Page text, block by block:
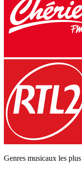
Genres musicaux les